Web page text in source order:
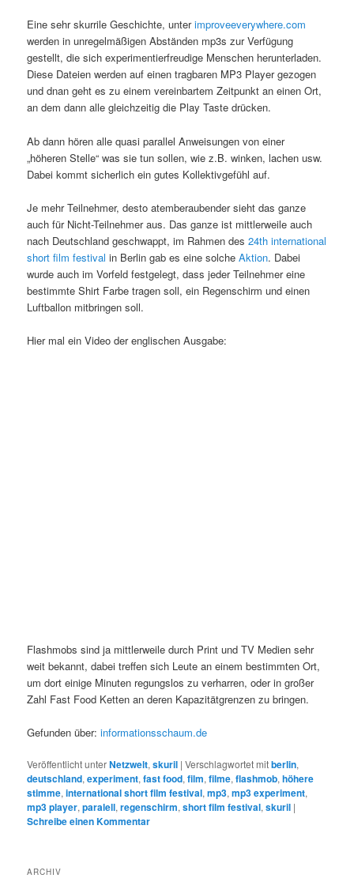
Eine sehr skurrile Geschichte, unterimproveeverywhere.com
werden in unregelmäßigen Abständen mp3s zur Verfügung
gestellt, die sich experimentierfreudige Menschen herunterladen.
Diese Dateien werden auf einen tragbaren MP3 Player gezogen
und dnan geht es zu einem vereinbartem Zeitpunkt an einen Ort,
an dem dann alle gleichzeitig die Play Taste drücken.
Ab dann hören alle quasi parallel Anweisungen von einer
„höheren Stelle“ was sie tun sollen, wie z.B. winken, lachen usw.
Dabei kommt sicherlich ein gutes Kollektivgefühl auf.
Je mehr Teilnehmer, desto atemberaubender sieht das ganze
auch für Nicht-Teilnehmer aus. Das ganze ist mittlerweile auch
nach Deutschland geschwappt, im Rahmen des24th international
short film festival in Berlin gab es eine solcheAktion. Dabei
wurde auch im Vorfeld festgelegt, dass jeder Teilnehmer eine
bestimmte Shirt Farbe tragen soll, ein Regenschirm und einen
Luftballon mitbringen soll.
Hier mal ein Video der englischen Ausgabe:
Flashmobs sind ja mittlerweile durch Print und TV Medien sehr
weit bekannt, dabei treffen sich Leute an einem bestimmten Ort,
um dort einige Minuten regungslos zu verharren, oder in großer
Zahl Fast Food Ketten an deren Kapazitätgrenzen zu bringen.
Gefunden über:informationsschaum.de
Veröffentlicht unterNetzwelt,skuril |Verschlagwortet mitberlin,
deutschland,experiment,fast food,film,filme,flashmob,höhere
stimme,international short film festival,mp3,mp3 experiment,
mp3 player,paralell,regenschirm,short film festival,skuril |
Schreibe einen Kommentar
ARCHIV